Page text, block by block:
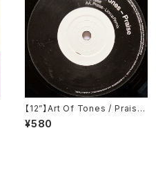
【12”】Art Of Tones / Praise
(20:20 Vision) (VIS142)
¥580